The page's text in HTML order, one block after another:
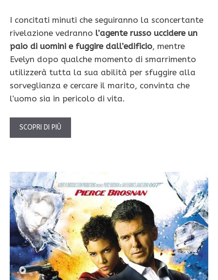
I concitati minuti che seguiranno la sconcertante
rivelazione vedranno l’agente russo uccidere un
paio di uomini e fuggire dall’edificio, mentre
Evelyn dopo qualche momento di smarrimento
utilizzerà tutta la sua abilità per sfuggire alla
sorveglianza e cercare il marito, convinta che
l’uomo sia in pericolo di vita.
SCOPRI DI PIÙ